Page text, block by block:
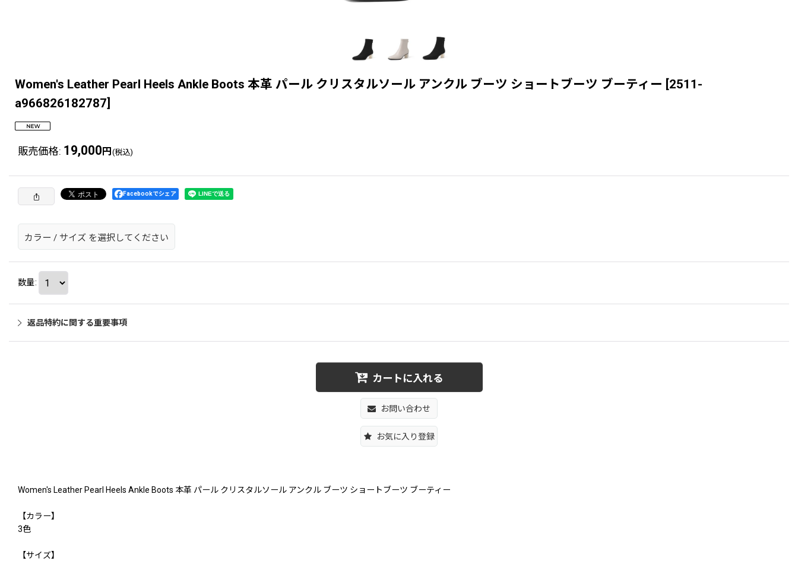
Women's Leather Pearl Heels Ankle Boots 本革 パール クリスタルソール アンクル ブーツ ショートブーツ ブーティー [2511-
a966826182787]
販売価格: 19,000 円 (税込)
Facebookでシェア
カラー / サイズ を選択してください
数量:
返品特約に関する重要事項
カートに入れる
お問い合わせ
お気に入り登録
Women's Leather Pearl Heels Ankle Boots 本革 パール クリスタルソール アンクル ブーツ ショートブーツ ブーティー
【カラー】
3色
【サイズ】